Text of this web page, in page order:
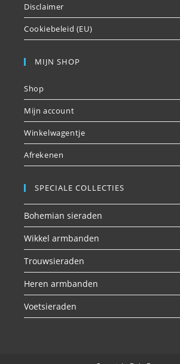
Disclaimer
Cookiebeleid (EU)
MIJN SHOP
Shop
Mijn account
Winkelwagentje
Afrekenen
SPECIALE COLLECTIES
Bohemian sieraden
Wikkel armbanden
Trouwsieraden
Heren armbanden
Voetsieraden